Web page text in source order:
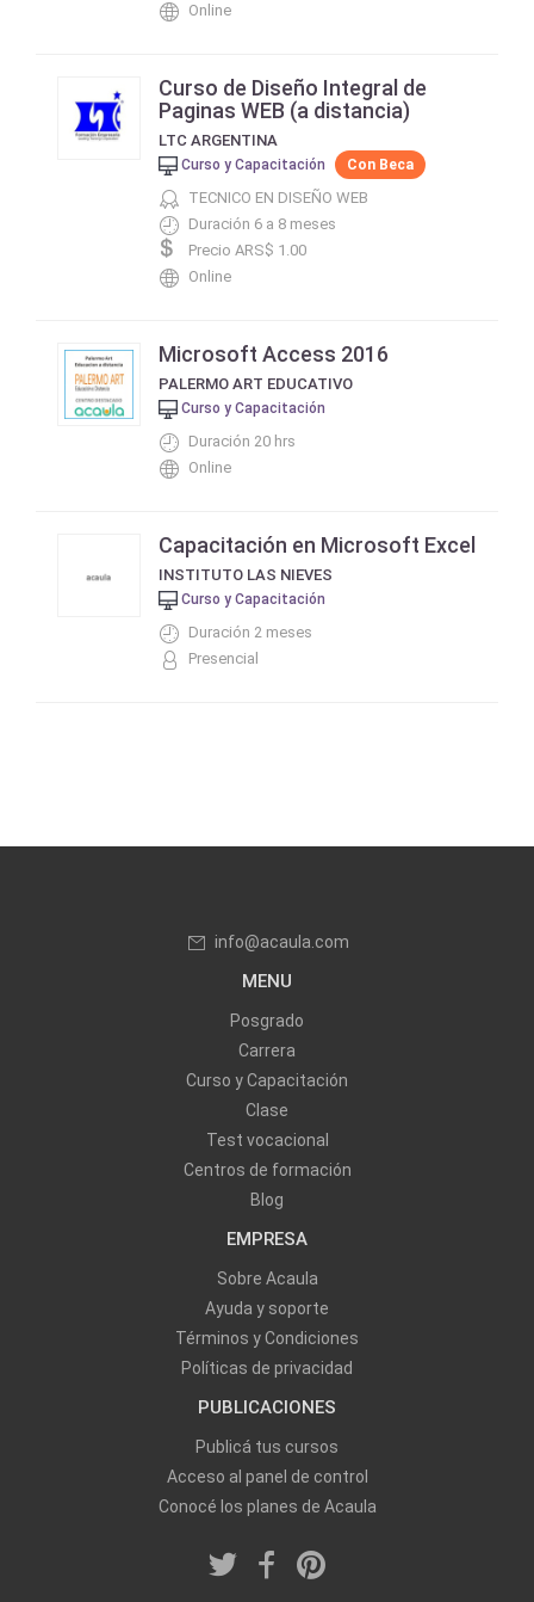
Online
Curso de Diseño Integral de
Paginas WEB (a distancia)
LTC ARGENTINA
Curso y Capacitación Con Beca
TECNICO EN DISEÑO WEB
Duración 6 a 8 meses
Precio ARS$ 1.00
Online
Microsoft Access 2016
PALERMO ART EDUCATIVO
Curso y Capacitación
Duración 20 hrs
Online
Capacitación en Microsoft Excel
INSTITUTO LAS NIEVES
Curso y Capacitación
Duración 2 meses
Presencial
info@acaula.com
MENU
Posgrado
Carrera
Curso y Capacitación
Clase
Test vocacional
Centros de formación
Blog
EMPRESA
Sobre Acaula
Ayuda y soporte
Términos y Condiciones
Políticas de privacidad
PUBLICACIONES
Publicá tus cursos
Acceso al panel de control
Conocé los planes de Acaula